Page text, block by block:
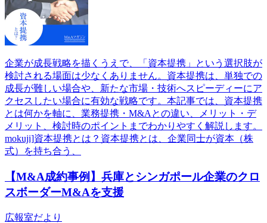
企業が成長戦略を描くうえで、「資本提携」という選択肢が
検討される場面は少なくありません。資本提携は、単独での
成長が難しい場合や、新たな市場・技術へスピーディーにア
クセスしたい場合に有効な戦略です。本記事では、資本提携
とは何かを軸に、業務提携・M&Aとの違い、メリット・デ
メリット、検討時のポイントまでわかりやすく解説します。
mokuji]資本提携とは？資本提携とは、企業同士が資本（株
式）を持ち合う、
【M&A成約事例】兵庫とシンガポール企業のクロ
スボーダーM&Aを支援
広報室だより